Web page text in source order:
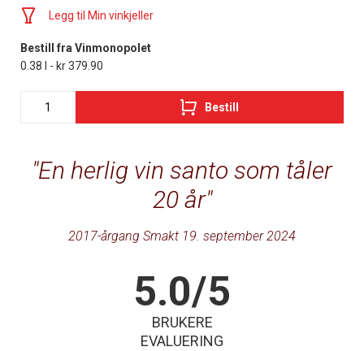
En herlig vin santo som tåler
20 år
2017-årgang Smakt 19. september 2024
5.0/5
BRUKERE
EVALUERING
Legg til Min vinkjeller
Bestill fra Vinmonopolet
0.38 l - kr 379.90
Bestill